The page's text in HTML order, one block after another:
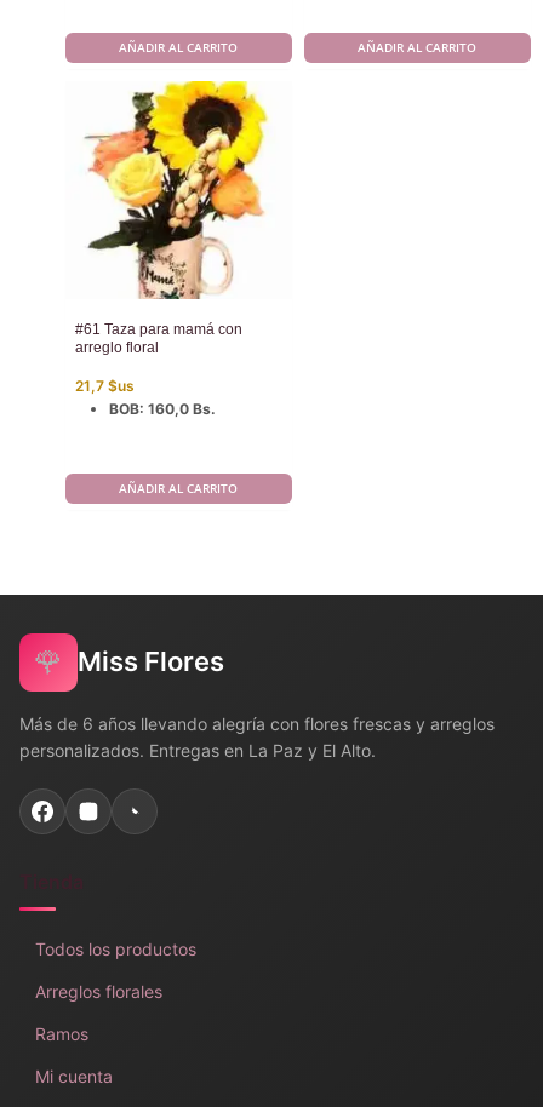
AÑADIR AL CARRITO AÑADIR AL CARRITO
#61 Taza para mamá con
arreglo floral
21,7 $us
BOB: 160,0 Bs.
AÑADIR AL CARRITO
🌹 Miss Flores
Más de 6 años llevando alegría con flores frescas y arreglos
personalizados. Entregas en La Paz y El Alto.
Todos los productos
Arreglos florales
Ramos
Mi cuenta